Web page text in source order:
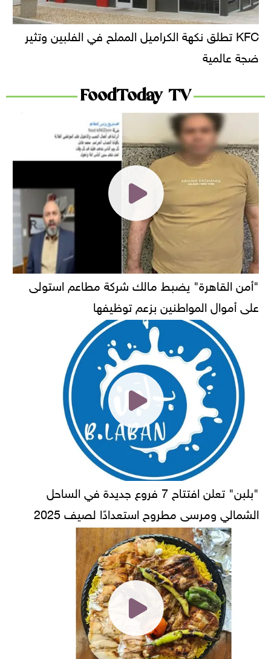
KFC تطلق نكهة الكراميل المملح في الفلبين وتثير
ضجة عالمية
FoodToday TV
"أمن القاهرة" يضبط مالك شركة مطاعم استولى
على أموال المواطنين بزعم توظيفها
"بلبن" تعلن افتتاح 7 فروع جديدة في الساحل
الشمالي ومرسى مطروح استعدادًا لصيف 2025